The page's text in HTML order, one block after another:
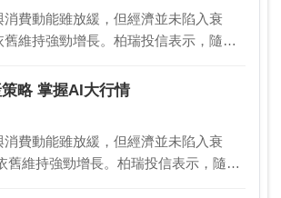
消費動能雖放緩，但經濟並未陷入衰
維持強勁增長。柏瑞投信表示，隨著
前景仍趨樂觀，柏瑞投信建議可採用
略 掌握AI大行情
消費動能雖放緩，但經濟並未陷入衰
舊維持強勁增長。柏瑞投信表示，隨著